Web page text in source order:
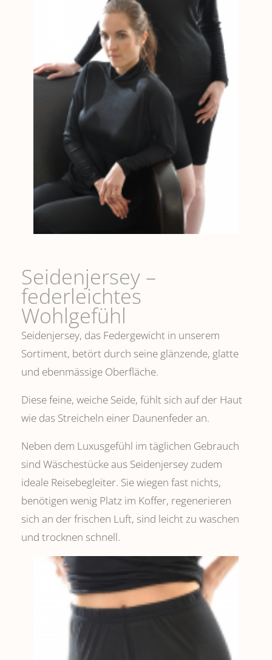
Seidenjersey –
federleichtes
Wohlgefühl
Seidenjersey, das Federgewicht in unserem
Sortiment, betört durch seine glänzende, glatte
und ebenmässige Oberfläche.
Diese feine, weiche Seide, fühlt sich auf der Haut
wie das Streicheln einer Daunenfeder an.
Neben dem Luxusgefühl im täglichen Gebrauch
sind Wäschestücke aus Seidenjersey zudem
ideale Reisebegleiter. Sie wiegen fast nichts,
benötigen wenig Platz im Koffer, regenerieren
sich an der frischen Luft, sind leicht zu waschen
und trocknen schnell.